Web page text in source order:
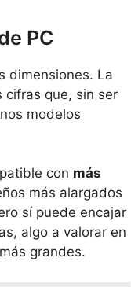
PC
dimensiones. La
cifras que, sin ser
modelos
con más
más alargados
sí puede encajar
algo a valorar en
grandes.